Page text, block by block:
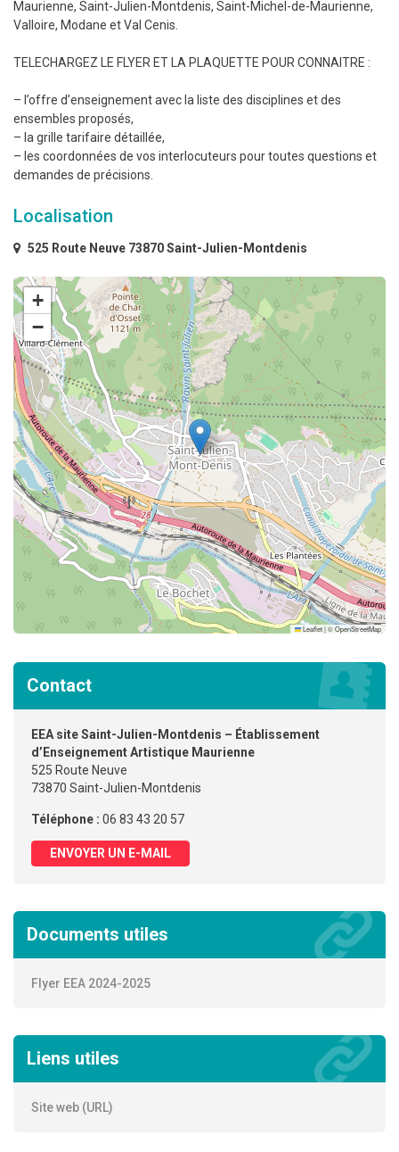
Maurienne, Saint-Julien-Montdenis, Saint-Michel-de-Maurienne,
Valloire, Modane et Val Cenis.
TELECHARGEZ LE FLYER ET LA PLAQUETTE POUR CONNAITRE :
– l’offre d’enseignement avec la liste des disciplines et des
ensembles proposés,
– la grille tarifaire détaillée,
– les coordonnées de vos interlocuteurs pour toutes questions et
demandes de précisions.
Localisation
525 Route Neuve 73870 Saint-Julien-Montdenis
+
−
Leaflet|©OpenStreetMap
Contact
EEA site Saint-Julien-Montdenis – Établissement
d’Enseignement Artistique Maurienne
525 Route Neuve
73870 Saint-Julien-Montdenis
Téléphone : 06 83 43 20 57
ENVOYER UN E-MAIL
Documents utiles
Flyer EEA 2024-2025
Liens utiles
Site web (URL)